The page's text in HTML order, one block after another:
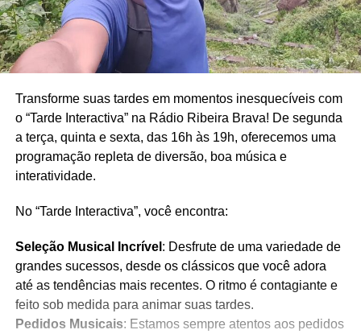
Transforme suas tardes em momentos inesquecíveis com
o “Tarde Interactiva” na Rádio Ribeira Brava! De segunda
a terça, quinta e sexta, das 16h às 19h, oferecemos uma
programação repleta de diversão, boa música e
interatividade.
No “Tarde Interactiva”, você encontra:
Seleção Musical Incrível : Desfrute de uma variedade de
grandes sucessos, desde os clássicos que você adora
até as tendências mais recentes. O ritmo é contagiante e
feito sob medida para animar suas tardes.
Pedidos Musicais: Estamos sempre atentos aos pedidos